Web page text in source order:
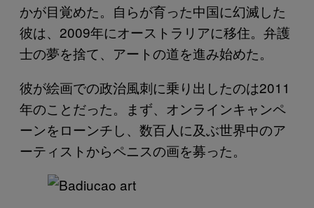
かが目覚めた。自らが育った中国に幻滅した
彼は、2009年にオーストラリアに移住。弁護
士の夢を捨て、アートの道を進み始めた。
彼が絵画での政治風刺に乗り出したのは2011
年のことだった。まず、オンラインキャンペ
ーンをローンチし、数百人に及ぶ世界中のア
ーティストからペニスの画を募った。